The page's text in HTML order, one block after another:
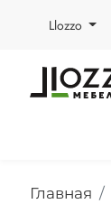
Llozzo
Главная